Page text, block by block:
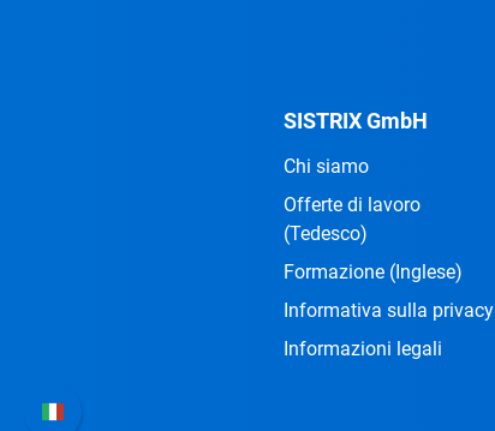
SISTRIX GmbH
Chi siamo
Offerte di lavoro
(Tedesco)
Formazione (Inglese)
Informativa sulla privacy
Informazioni legali